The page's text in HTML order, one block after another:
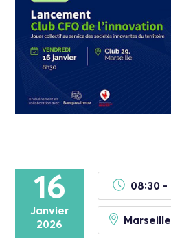
16
Janvier
2026
08:30 -
Marseille